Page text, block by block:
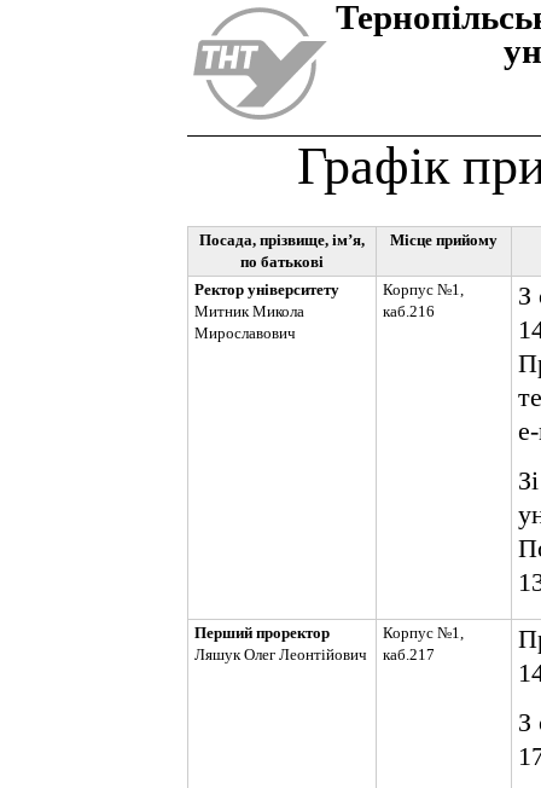
Графік
Посада, прізвище, ім’я,
по батькові
Місце прийому
Ректор університету
Митник Микола
Мирославович
Корпус №1,
каб.216
З
Перший проректор
Ляшук Олег Леонтійович
Корпус №1,
каб.217
З